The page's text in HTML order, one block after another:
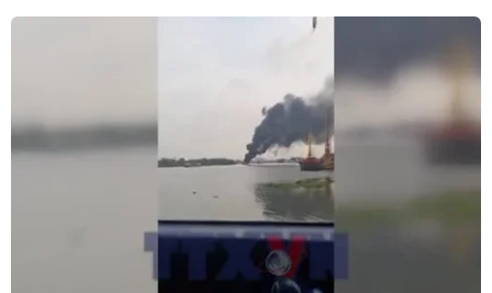
Nữ danh ca quá cố Whitney Houston. (Nguồn: Getty Images)
Những người hâm mộ giọng "oanh vàng" của
diva bạc mệnh Whitney Houston sẽ được gặp lại
thần tượng của mình trong bộ phim tài liệu mới
"Can I Be Me" của đạo diễn Nick